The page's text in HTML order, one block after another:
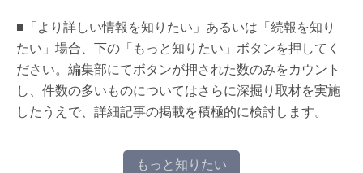
■「より詳しい情報を知りたい」あるいは「続報を知り
たい」場合、下の「もっと知りたい」ボタンを押してく
ださい。編集部にてボタンが押された数のみをカウント
し、件数の多いものについてはさらに深掘り取材を実施
したうえで、詳細記事の掲載を積極的に検討します。
もっと知りたい